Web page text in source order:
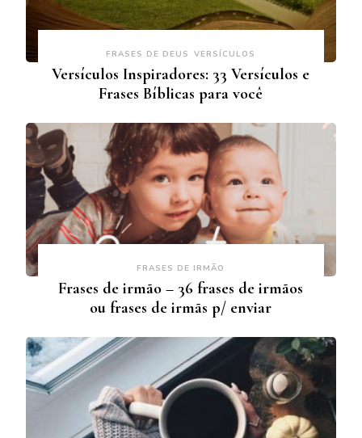
FRASES DE DEUS VERSÍCULOS
Versículos Inspiradores: 33 Versículos e
Frases Bíblicas para você
FRASES DE IRMÃO
Frases de irmão – 36 frases de irmãos
ou frases de irmãs p/ enviar